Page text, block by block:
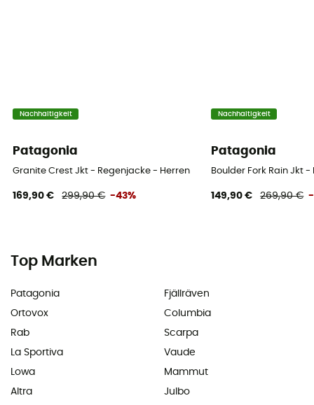
Nachhaltigkeit
Patagonia
Granite Crest Jkt - Regenjacke - Herren
169,90 € 299,90 € -43%
Nachhaltigkeit
Patagonia
Boulder Fork Rain Jkt
149,90 € 269,90 € -
Top Marken
Patagonia
Ortovox
Rab
La Sportiva
Lowa
Altra
Fjällräven
Columbia
Scarpa
Vaude
Mammut
Julbo